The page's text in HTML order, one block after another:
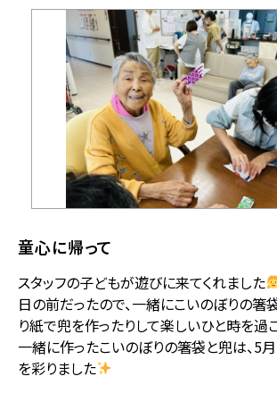
童心に帰って
スタッフの子どもが遊びに来てくれました
日の前だったので、一緒にこいのぼりの箸
り紙で兜を作ったりして楽しいひと時を過
一緒に作ったこいのぼりの箸袋と兜は、5
を彩りました